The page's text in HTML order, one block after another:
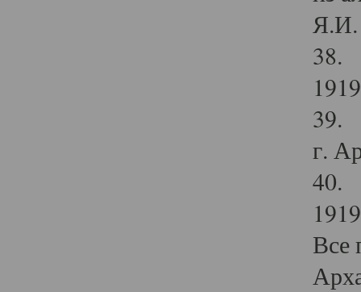
Я.И.
38.
39.
г.
40.
Все